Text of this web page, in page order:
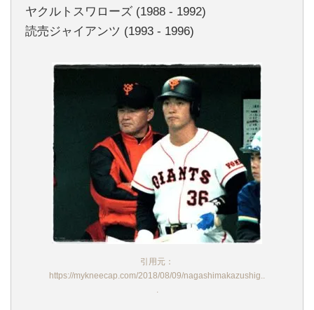
ヤクルトスワローズ (1988 - 1992)
読売ジャイアンツ (1993 - 1996)
引用元：
https://mykneecap.com/2018/08/09/nagashimakazushig..
.